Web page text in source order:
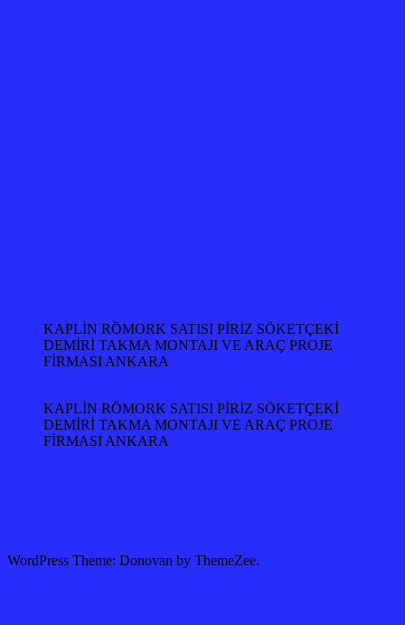
KAPLİN RÖMORK SATISI PİRİZ SÖKETÇEKİ
DEMİRİ TAKMA MONTAJI VE ARAÇ PROJE
FİRMASI ANKARA
KAPLİN RÖMORK SATISI PİRİZ SÖKETÇEKİ
DEMİRİ TAKMA MONTAJI VE ARAÇ PROJE
FİRMASI ANKARA
WordPress Theme: Donovan by ThemeZee.